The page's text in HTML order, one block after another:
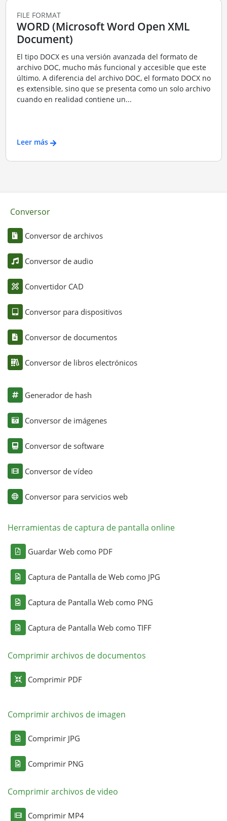
FILE FORMAT
WORD (Microsoft Word Open XML
Document)
El tipo DOCX es una versión avanzada del formato de
archivo DOC, mucho más funcional y accesible que este
último. A diferencia del archivo DOC, el formato DOCX no
es extensible, sino que se presenta como un solo archivo
cuando en realidad contiene un...
Leer más
Conversor
Conversor de archivos
Conversor de audio
Convertidor CAD
Conversor para dispositivos
Conversor de documentos
Conversor de libros electrónicos
Generador de hash
Conversor de imágenes
Conversor de software
Conversor de vídeo
Conversor para servicios web
Herramientas de captura de pantalla online
Guardar Web como PDF
Captura de Pantalla de Web como JPG
Captura de Pantalla Web como PNG
Captura de Pantalla Web como TIFF
Comprimir archivos de documentos
Comprimir PDF
Comprimir archivos de imagen
Comprimir JPG
Comprimir PNG
Comprimir archivos de video
Comprimir MP4